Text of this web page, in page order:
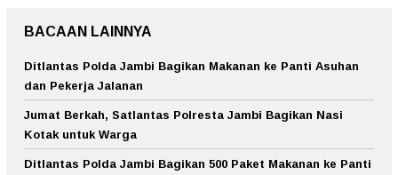
BACAAN LAINNYA
Ditlantas Polda Jambi Bagikan Makanan ke Panti Asuhan
dan Pekerja Jalanan
Jumat Berkah, Satlantas Polresta Jambi Bagikan Nasi
Kotak untuk Warga
Ditlantas Polda Jambi Bagikan 500 Paket Makanan ke Panti